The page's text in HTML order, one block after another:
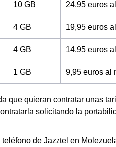
10 GB 24,95 euros
4 GB 19,95 euros
4 GB 14,95 euros
1 GB 9,95 euros al
que quieran contratar unas
solicitando la
de Jazztel en